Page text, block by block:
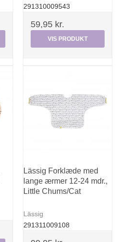
291310009543
59,95 kr.
VIS PRODUKT
Lässig Forklæde med
lange ærmer 12-24 mdr.,
Little Chums/Cat
Lässig
291311009108